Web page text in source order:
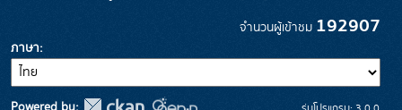
จำนวนผู้เข้าชม 192907
ภาษา